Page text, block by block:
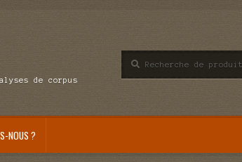
de corpus
pour :
NOUS ?